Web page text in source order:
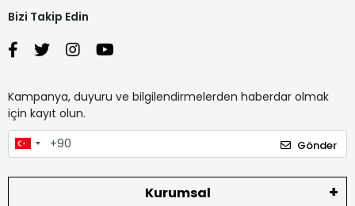
Bizi Takip Edin
Kampanya, duyuru ve bilgilendirmelerden haberdar olmak
için kayıt olun.
Gönder
Kurumsal